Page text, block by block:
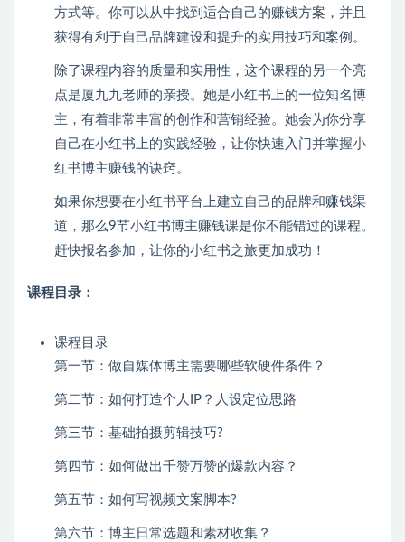
方式等。你可以从中找到适合自己的赚钱方案，并且
获得有利于自己品牌建设和提升的实用技巧和案例。
除了课程内容的质量和实用性，这个课程的另一个亮
点是厦九九老师的亲授。她是小红书上的一位知名博
主，有着非常丰富的创作和营销经验。她会为你分享
自己在小红书上的实践经验，让你快速入门并掌握小
红书博主赚钱的诀窍。
如果你想要在小红书平台上建立自己的品牌和赚钱渠
道，那么9节小红书博主赚钱课是你不能错过的课程。
赶快报名参加，让你的小红书之旅更加成功！
课程目录：
课程目录
第一节：做 自媒体博主需要哪些软硬件条件？
第二节：如何打造个人IP？人设定位思路
第三节：基础拍摄剪辑技巧?
第四节：如何做出千赞万赞的爆款内容？
第五节：如何写视频文案脚本?
第六节：博主日常选题和素材收集？